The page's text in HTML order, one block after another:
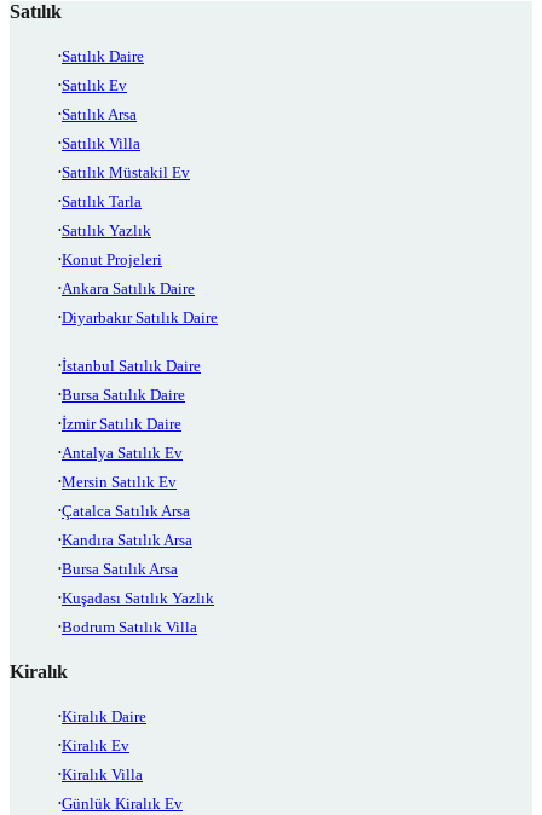
Satılık
Satılık Daire
Satılık Ev
Satılık Arsa
Satılık Villa
Satılık Müstakil Ev
Satılık Tarla
Satılık Yazlık
Konut Projeleri
Ankara Satılık Daire
Diyarbakır Satılık Daire
İstanbul Satılık Daire
Bursa Satılık Daire
İzmir Satılık Daire
Antalya Satılık Ev
Mersin Satılık Ev
Çatalca Satılık Arsa
Kandıra Satılık Arsa
Bursa Satılık Arsa
Kuşadası Satılık Yazlık
Bodrum Satılık Villa
Kiralık
Kiralık Daire
Kiralık Ev
Kiralık Villa
Günlük Kiralık Ev